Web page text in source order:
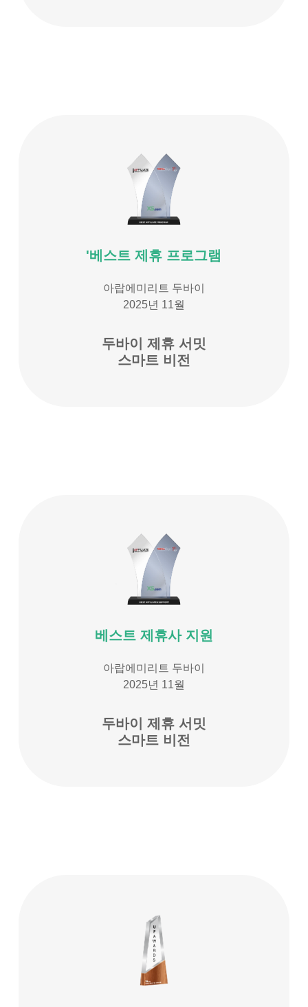
'베스트 제휴 프로그램
아랍에미리트 두바이
2025년 11월
두바이 제휴 서밋
스마트 비전
베스트 제휴사 지원
아랍에미리트 두바이
2025년 11월
두바이 제휴 서밋
스마트 비전